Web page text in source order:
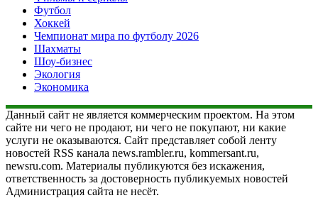
Футбол
Хоккей
Чемпионат мира по футболу 2026
Шахматы
Шоу-бизнес
Экология
Экономика
Данный сайт не является коммерческим проектом. На этом
сайте ни чего не продают, ни чего не покупают, ни какие
услуги не оказываются. Сайт представляет собой ленту
новостей RSS канала news.rambler.ru, kommersant.ru,
newsru.com. Материалы публикуются без искажения,
ответственность за достоверность публикуемых новостей
Администрация сайта не несёт.